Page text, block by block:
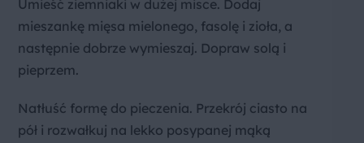
Umieść ziemniaki w dużej misce. Dodaj
mieszankę mięsa mielonego, fasolę i zioła, a
następnie dobrze wymieszaj. Dopraw solą i
pieprzem.
Natłuść formę do pieczenia. Przekrój ciasto na
pół i rozwałkuj na lekko posypanej mąką